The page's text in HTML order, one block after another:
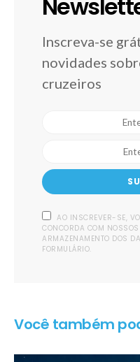
Inscreva-se
novidades
cruzeiros
AO INSCREVER-SE,
CONCORDA COM NOSSOS
ARMAZENAMENTO DOS
FORMULÁRIO.
Você também